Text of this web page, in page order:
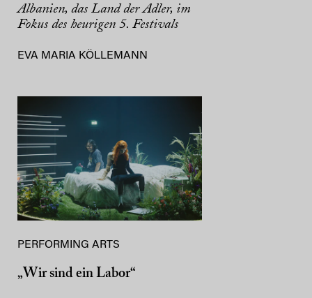
Albanien, das Land der Adler, im
Fokus des heurigen 5. Festivals
EVA MARIA KÖLLEMANN
PERFORMING ARTS
„Wir sind ein Labor“